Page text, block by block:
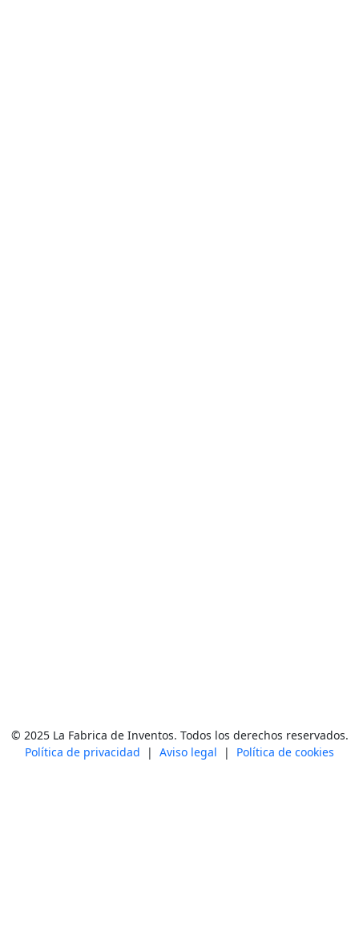
© 2025 La Fabrica de Inventos. Todos los derechos reservados.
Política de privacidad
| Aviso legal | Política de cookies